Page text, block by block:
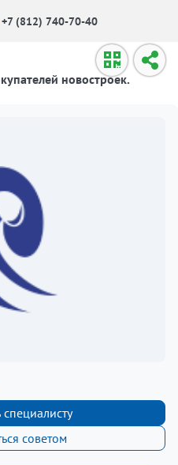
+7 (812) 740-70-40
новостроек.
советом